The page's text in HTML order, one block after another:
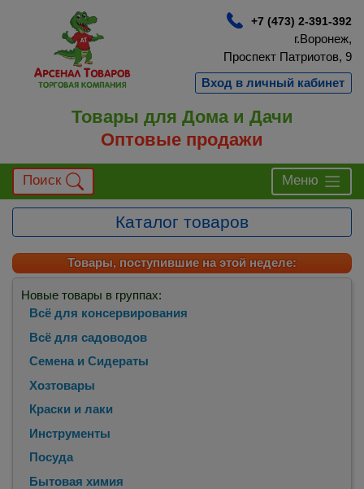
+7 (473) 2-391-392
г.Воронеж,
Проспект Патриотов, 9
Вход в личный кабинет
Товары для Дома и Дачи
Оптовые продажи
Поиск Меню
Каталог товаров
Товары, поступившие на этой неделе:
Новые товары в группах:
Всё для консервирования
Всё для садоводов
Семена и Сидераты
Хозтовары
Краски и лаки
Инструменты
Посуда
Бытовая химия